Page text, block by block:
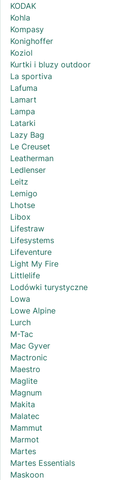
KODAK
Kohla
Kompasy
Konighoffer
Koziol
Kurtki i bluzy outdoor
La sportiva
Lafuma
Lamart
Lampa
Latarki
Lazy Bag
Le Creuset
Leatherman
Ledlenser
Leitz
Lemigo
Lhotse
Libox
Lifestraw
Lifesystems
Lifeventure
Light My Fire
Littlelife
Lodówki turystyczne
Lowa
Lowe Alpine
Lurch
M-Tac
Mac Gyver
Mactronic
Maestro
Maglite
Magnum
Makita
Malatec
Mammut
Marmot
Martes
Martes Essentials
Maskoon